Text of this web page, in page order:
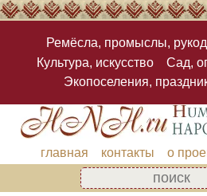
Ремёсла, промыслы,
Культура, искусство
Сад,
Экопоселения,
главная контакты о